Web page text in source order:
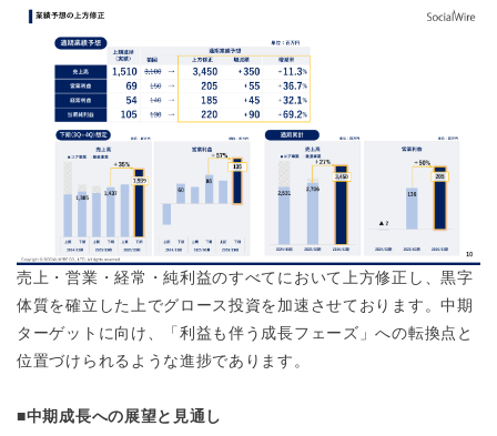
売上・営業・経常・純利益のすべてにおいて上方修正し、黒字
体質を確立した上でグロース投資を加速させております。中期
ターゲットに向け、「利益も伴う成長フェーズ」への転換点と
位置づけられるような進捗であります。
■中期成長への展望と見通し